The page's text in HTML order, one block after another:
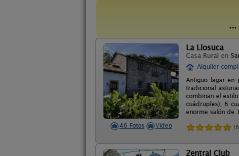
...
46 Fotos Video
La Llosuca
Casa Rural en
Alquiler
Antiguo lagar en
tradicional
combinan el
cuádruples), 6
enorme salón de
Zentral Club